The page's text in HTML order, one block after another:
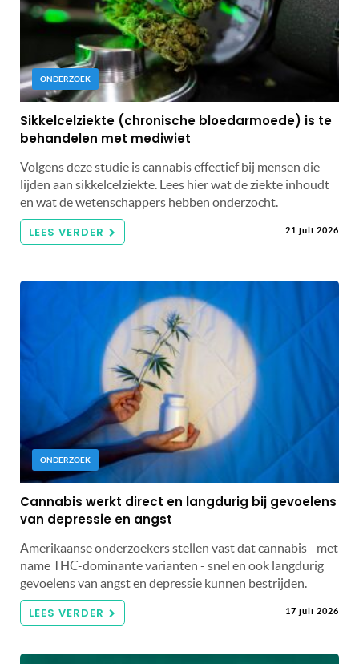
ONDERZOEK
Sikkelcelziekte (chronische bloedarmoede) is te
behandelen met mediwiet
Volgens deze studie is cannabis effectief bij mensen die
lijden aan sikkelcelziekte. Lees hier wat de ziekte inhoudt
en wat de wetenschappers hebben onderzocht.
LEES VERDER 21 juli 2026
ONDERZOEK
Cannabis werkt direct en langdurig bij gevoelens
van depressie en angst
Amerikaanse onderzoekers stellen vast dat cannabis - met
name THC-dominante varianten - snel en ook langdurig
gevoelens van angst en depressie kunnen bestrijden.
LEES VERDER 17 juli 2026